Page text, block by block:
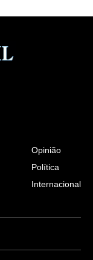
Opinião
Política
Internacional